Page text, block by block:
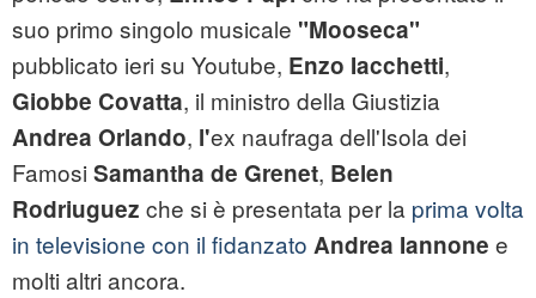
suo primo singolo musicale "Mooseca"
pubblicato ieri su Youtube, Enzo Iacchetti,
Giobbe Covatta, il ministro della Giustizia
Andrea Orlando, l'ex naufraga dell'Isola dei
Famosi Samantha de Grenet, Belen
Rodriuguez che si è presentata per la prima volta
in televisione con il fidanzato Andrea Iannone e
molti altri ancora.